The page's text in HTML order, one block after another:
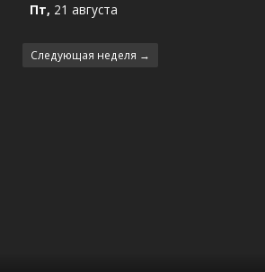
Пт, 21 августа
Следующая неделя →